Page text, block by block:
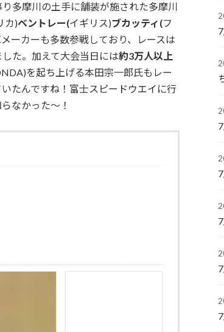
多摩川の土手に舗装が施された多摩川
カ)ベントレー(イギリス)ブカッティ(フ
ーカーも多数参戦しており、レースは
た。加えて大会当日には約3万人以上
を起ち上げる本田宗一郎氏もレー
たんですね！富士スピードウエイに行
なかった～！